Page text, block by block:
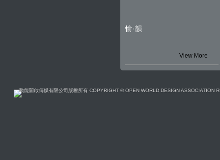
愉·韻
View More
動能開啟傳媒有限公司版權所有 COPYRIGHT © OPEN WORLD DESIGN ASSOCIATION